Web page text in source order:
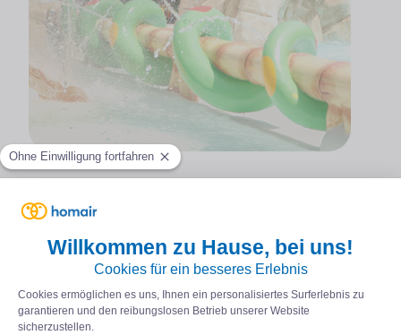
NÜTZLICHE INFORMATIONEN
Damit Ihr Urlaub auf der Île de Ré ein besonderer wird,
hat unser Campingplatz ein Erlebnisbad, das Ihnen
steht. Damit Sie es ausgiebig nutzen können, hier
einige nützliche Informationen: